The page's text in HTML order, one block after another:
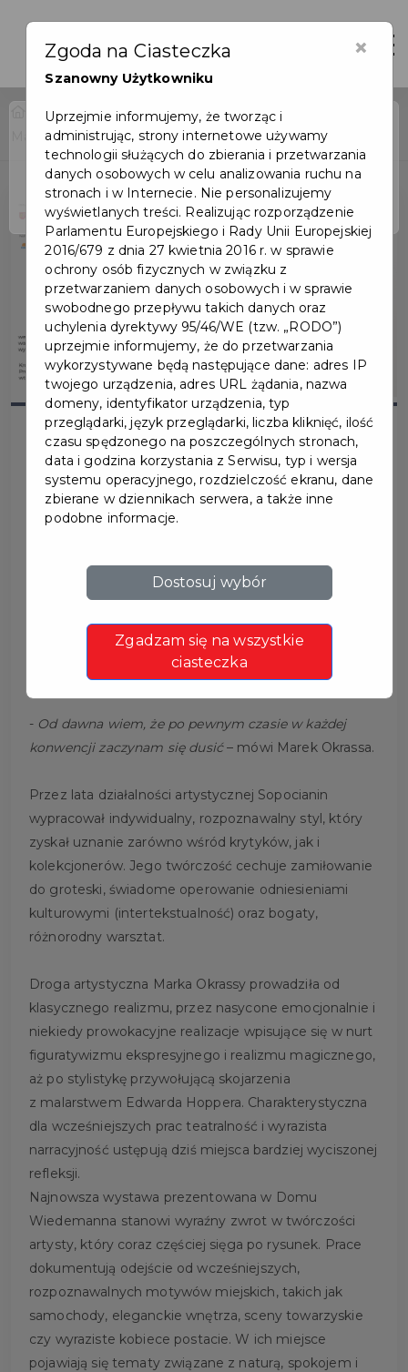
Home
Wydarzenia
Marek Okrassa - wystawa w Domu Wiedemanna
Wydarzenie już się
zakończyło
MAREK OKRASSA -
WYSTAWA W DOMU
WIEDEMANNA
Dom Wiedemanna w Pruszczu Gdańskim
zaprasza na wystawę Marka Okrassy.
- Od dawna wiem, że po pewnym czasie w każdej
konwencji zaczynam się dusić– mówi Marek Okrassa.
Przez lata działalności artystycznej Sopocianin
wypracował indywidualny, rozpoznawalny styl, który
zyskał uznanie zarówno wśród krytyków, jak i
kolekcjonerów. Jego twórczość cechuje zamiłowanie
do groteski, świadome operowanie odniesieniami
kulturowymi (intertekstualność) oraz bogaty,
różnorodny warsztat.
Droga artystyczna Marka Okrassy prowadziła od
klasycznego realizmu, przez nasycone emocjonalnie i
niekiedy prowokacyjne realizacje wpisujące się w nurt
figuratywizmu ekspresyjnego i realizmu magicznego,
aż po stylistykę przywołującą skojarzenia
z malarstwem Edwarda Hoppera. Charakterystyczna
dla wcześniejszych prac teatralność i wyrazista
narracyjność ustępują dziś miejsca bardziej wyciszonej
refleksji.
Najnowsza wystawa prezentowana w Domu
Wiedemanna stanowi wyraźny zwrot w twórczości
artysty, który coraz częściej sięga po rysunek. Prace
dokumentują odejście od wcześniejszych,
rozpoznawalnych motywów miejskich, takich jak
samochody, eleganckie wnętrza, sceny towarzyskie
czy wyraziste kobiece postacie. W ich miejsce
pojawiają się tematy związane z naturą, spokojem i
×
Zgoda na Ciasteczka
Szanowny Użytkowniku
Uprzejmie informujemy, że tworząc i
administrując, strony internetowe używamy
technologii służących do zbierania i przetwarzania
danych osobowych w celu analizowania ruchu na
stronach i w Internecie. Nie personalizujemy
wyświetlanych treści. Realizując rozporządzenie
Parlamentu Europejskiego i Rady Unii Europejskiej
2016/679 z dnia 27 kwietnia 2016 r. w sprawie
ochrony osób fizycznych w związku z
przetwarzaniem danych osobowych i w sprawie
swobodnego przepływu takich danych oraz
uchylenia dyrektywy 95/46/WE (tzw. „RODO”)
uprzejmie informujemy, że do przetwarzania
wykorzystywane będą następujące dane: adres IP
twojego urządzenia, adres URL żądania, nazwa
domeny, identyfikator urządzenia, typ
przeglądarki, język przeglądarki, liczba kliknięć, ilość
czasu spędzonego na poszczególnych stronach,
data i godzina korzystania z Serwisu, typ i wersja
systemu operacyjnego, rozdzielczość ekranu, dane
zbierane w dziennikach serwera, a także inne
podobne informacje.
Dostosuj wybór
Zgadzam się na wszystkie
ciasteczka